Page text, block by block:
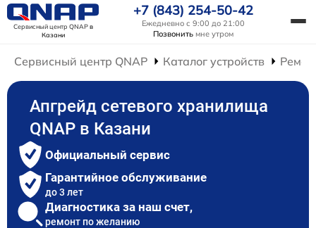
Сервисный центр QNAPв
Казани
+7 (843) 254-50-42
Ежедневно с 9:00 до 21:00
Позвонить мне утром
Сервисный центр QNAP Каталог устройств
Апгрейд сетевого хранилища
QNAP в Казани
Официальный сервис
Гарантийное обслуживание
до 3 лет
Диагностика за наш счет,
ремонт по желанию